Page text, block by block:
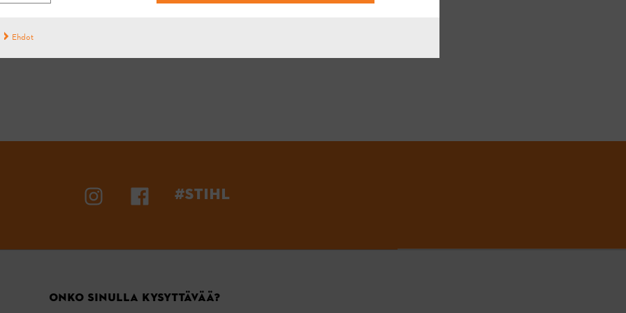
#STIHL
ONKO SINULLA KYSYTTÄVÄÄ?
Ehdot